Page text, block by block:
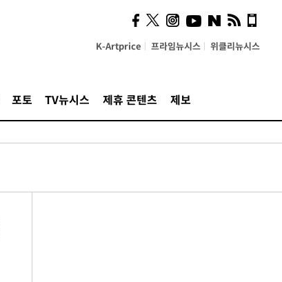
K-Artprice 프라임뉴시스 위클리뉴시스
포토 TV뉴시스 제휴 콘텐츠 제보